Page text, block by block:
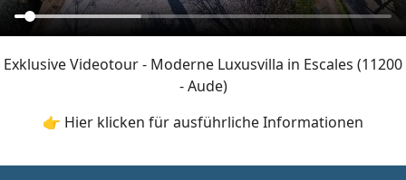
Exklusive Videotour - Moderne Luxusvilla in Escales (11200
- Aude)
👉 Hier klicken für ausführliche Informationen